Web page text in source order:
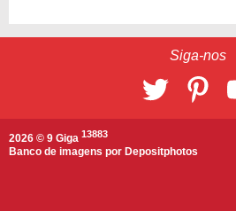
Siga-nos
2026 © 9 Giga 13883
Banco de imagens por Depositphotos